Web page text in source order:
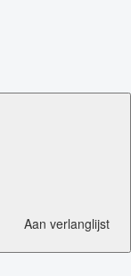
Aan verlanglijst